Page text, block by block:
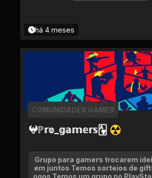
há 4 meses
𖤍ℙ𝕣𝕠_𝕘𝕒𝕞𝕖𝕣𝕤🂱 ☢
COMUNIDADES GAMER
Grupo para gamers trocarem
em juntos Temos sorteios de
ogos Temos um grupo no